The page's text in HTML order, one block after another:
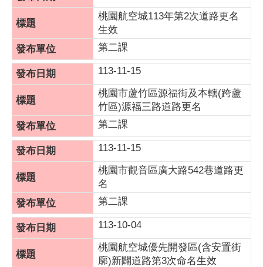
桃園航空城113年第2次道路更名
生效
第二課
113-11-15
桃園市蘆竹區源福街及本轄(跨蘆
竹區)源福三路道路更名
第二課
113-11-15
桃園市觀音區廣大路542巷道路更
名
第二課
113-10-04
桃園航空城優先開發區(含安置街
廓)新闢道路第3次命名生效